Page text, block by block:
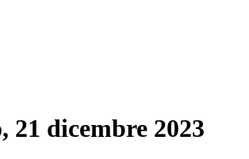
dicembre 2023